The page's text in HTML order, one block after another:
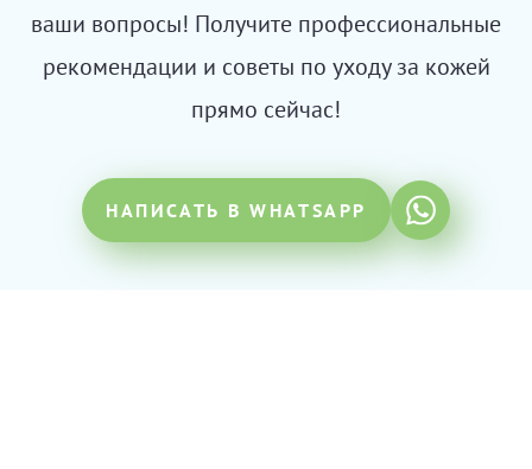
ваши вопросы! Получите профессиональные
рекомендации и советы по уходу за кожей
прямо сейчас!
НАПИСАТЬ В WHATSAPP